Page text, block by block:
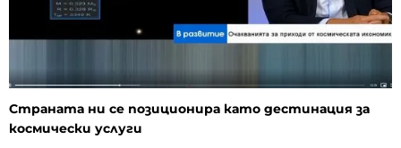
Страната ни се позиционира като дестинация за
космически услуги